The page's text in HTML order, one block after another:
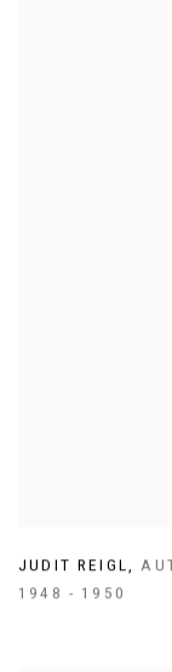
JUDIT REIGL,
1948 - 1950